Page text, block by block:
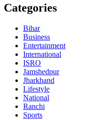
Categories
Bihar
Business
Entertainment
International
ISRO
Jamshedpur
Jharkhand
Lifestyle
National
Ranchi
Sports